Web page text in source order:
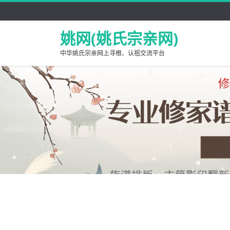
姚网(姚氏宗亲网)
中华姚氏宗亲网上寻根、认祖交流平台